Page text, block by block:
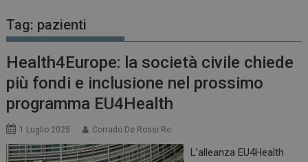
Tag: pazienti
Health4Europe: la società civile chiede
più fondi e inclusione nel prossimo
programma EU4Health
1 Luglio 2025 Corrado De Rossi Re
L’alleanza EU4Health